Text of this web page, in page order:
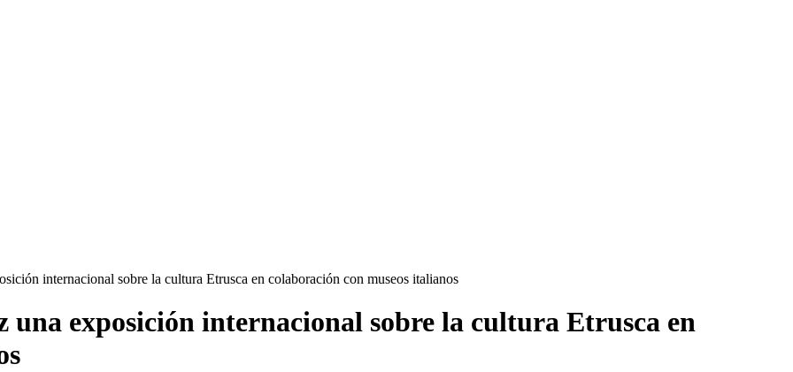
internacional sobre la cultura Etrusca en colaboración con museos italianos
exposición internacional sobre la cultura Etrusca en